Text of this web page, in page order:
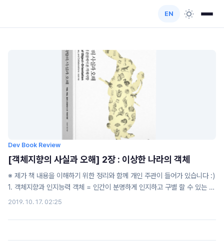
EN
Dev Book Review
[객체지향의 사실과 오해] 2장 : 이상한 나라의 객체
※ 제가 책 내용을 이해하기 위한 정리와 함께 개인 주관이 들어가 있습니다 :)
1. 객체지향과 인지능력 객체 = 인간이 분명하게 인지하고 구별 할 수 있는 물
리적인, 개념적 중계 객체지향 세계 != 현실세계 2. 객체, 그리고 이상한 나라
행동 행동의 결과를 결정하는 것 > 상태 => 행동의 결과는 상태에 의존적이
2019. 10. 17. 02:25